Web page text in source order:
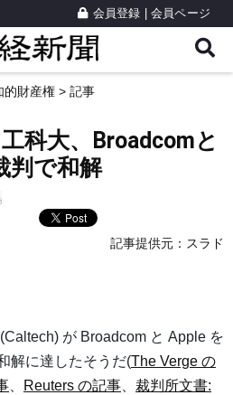
会員登録 会員ページ
的財産権 > 記事
科大、Broadcomと
判で和解
記事提供元： スラド
が Broadcom と Apple を
解に達したそうだ(The Verge の
Reuters の記事
裁判所文書: